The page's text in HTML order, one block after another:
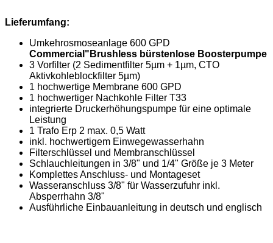
Lieferumfang:
Umkehrosmoseanlage 600 GPD
Commercial"Brushless bürstenlose Boosterpumpe
3 Vorfilter (2 Sedimentfilter 5µm + 1µm, CTO
Aktivkohleblockfilter 5µm)
1 hochwertige Membrane 600 GPD
1 hochwertiger Nachkohle Filter T33
integrierte Druckerhöhungspumpe für eine optimale
Leistung
1 Trafo Erp 2 max. 0,5 Watt
inkl. hochwertigem Einwegewasserhahn
Filterschlüssel und Membranschlüssel
Schlauchleitungen in 3/8" und 1/4" Größe je 3 Meter
Komplettes Anschluss- und Montageset
Wasseranschluss 3/8" für Wasserzufuhr inkl.
Absperrhahn 3/8"
Ausführliche Einbauanleitung in deutsch und englisch